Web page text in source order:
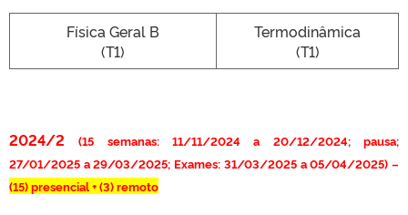
Física Geral B
(T1)
Termodinâmica
(T1)
2024/2(15 semanas: 11/11/2024 a 20/12/2024; pausa;
27/01/2025 a 29/03/2025; Exames: 31/03/2025 a 05/04/2025) –
(15)presencial + (3) remoto